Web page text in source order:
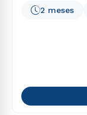
2 meses